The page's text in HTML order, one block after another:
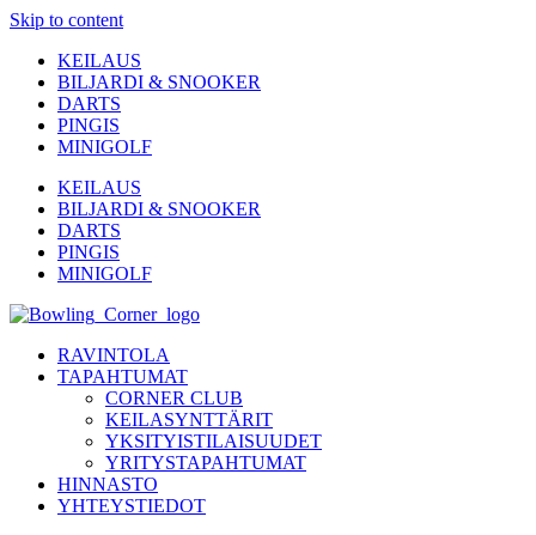
Skip to content
KEILAUS
BILJARDI & SNOOKER
DARTS
PINGIS
MINIGOLF
KEILAUS
BILJARDI & SNOOKER
DARTS
PINGIS
MINIGOLF
RAVINTOLA
TAPAHTUMAT
CORNER CLUB
KEILASYNTTÄRIT
YKSITYISTILAISUUDET
YRITYSTAPAHTUMAT
HINNASTO
YHTEYSTIEDOT